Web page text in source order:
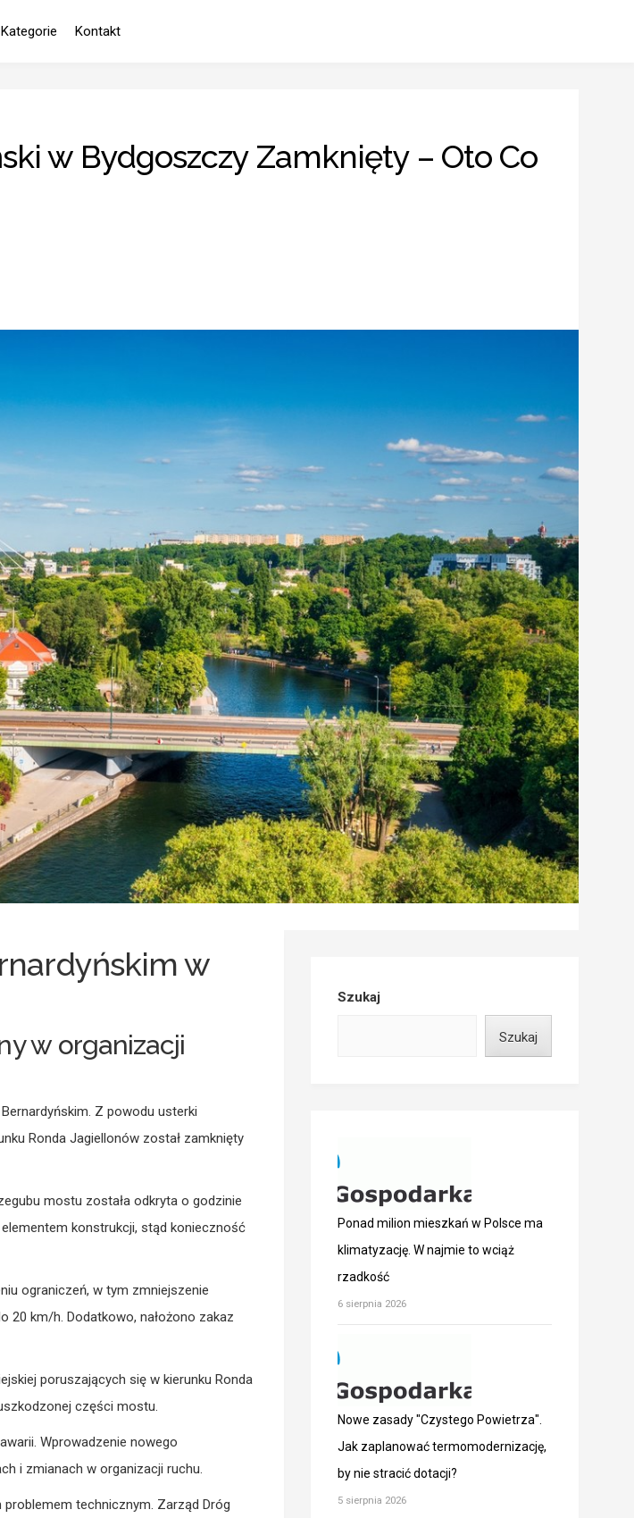
Kategorie Kontakt
w Bydgoszczy Zamknięty – Oto Co
w
w organizacji
Z powodu usterki
Ronda Jagiellonów został zamknięty
mostu została odkryta o godzinie
konstrukcji, stąd konieczność
ograniczeń, w tym zmniejszenie
km/h. Dodatkowo, nałożono zakaz
poruszających się w kierunku Ronda
części mostu.
Wprowadzenie nowego
i zmianach w organizacji ruchu.
technicznym. Zarząd Dróg
Szukaj
Szukaj
Ponad milion mieszkań w Polsce ma
klimatyzację. W najmie to wciąż
rzadkość
6 sierpnia 2026
Nowe zasady "Czystego Powietrza".
Jak zaplanować termomodernizację,
by nie stracić dotacji?
5 sierpnia 2026